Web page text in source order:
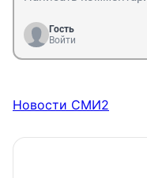
Гость
Войти
Новости СМИ2